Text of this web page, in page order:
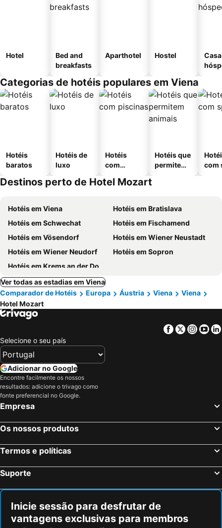
Hotel
Bed and
breakfasts
Aparthotel Hostel
Categorias de hotéis populares em Viena
Hotéis
baratos
Hotéis de
luxo
Hotéis
com
Hotéis que
permitem
com
Destinos perto de Hotel Mozart
Hotéis em Viena
Hotéis em Bratislava
Hotéis em Schwechat
Hotéis em Fischamend
Hotéis em Vösendorf
Hotéis em Wiener Neustadt
Hotéis em Wiener Neudorf
Hotéis em Sopron
Hotéis em Krems an der Donau
Ver todas as estadias em Viena
Comparador de Hotéis
Europa Áustria Viena
Viena
Hotel Mozart
Facebook
Twitter
Selecione o seu país
Adicionar no Google
Encontre facilmente os nossos
resultados: adicione o trivago como
fonte preferencial no Google.
Empresa
Os nossos produtos
Termos e políticas
Suporte
Inicie sessão para desfrutar de
vantagens exclusivas para membros